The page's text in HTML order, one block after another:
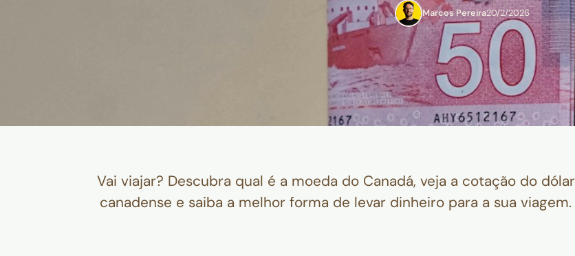
Marcos Pereira20/2/2026
Vai viajar? Descubra qual é a moeda do Canadá, veja a cotação do dólar
canadense e saiba a melhor forma de levar dinheiro para a sua viagem.